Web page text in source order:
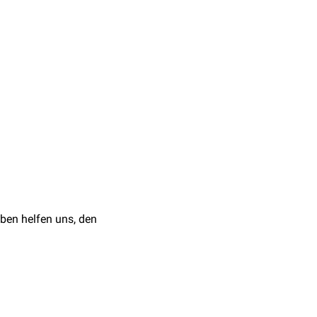
in direkter
helfen uns, den